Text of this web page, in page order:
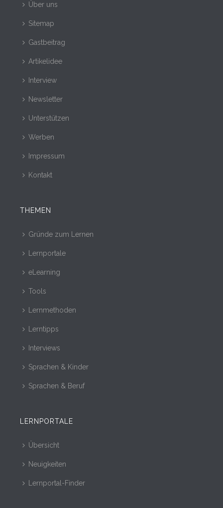
Über uns
Sitemap
Gastbeitrag
Artikelidee
Interview
Newsletter
Unterstützen
Werben
Impressum
Kontakt
THEMEN
Gründe zum Lernen
Lernportale
eLearning
Tools
Lernmethoden
Lerntipps
Interviews
Sprachen & Kinder
Sprachen & Beruf
LERNPORTALE
Übersicht
Neuigkeiten
Lernportal-Finder